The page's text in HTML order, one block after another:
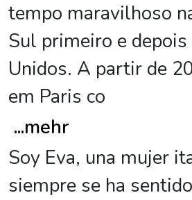
tempo maravilhoso
Sul primeiro e
Unidos. A partir de
em Paris co
...mehr
Soy Eva, una mujer
siempre se ha